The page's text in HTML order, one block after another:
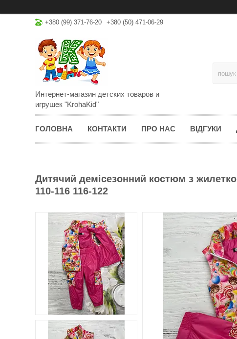
+380 (99) 371-76-20 +380 (50) 471-06-29
Интернет-магазин детских товаров и
игрушек "KrohaKid"
ГОЛОВНА КОНТАКТИ ПРО НАС ВІДГУКИ
Дитячий демісезонний костюм з
110-116 116-122